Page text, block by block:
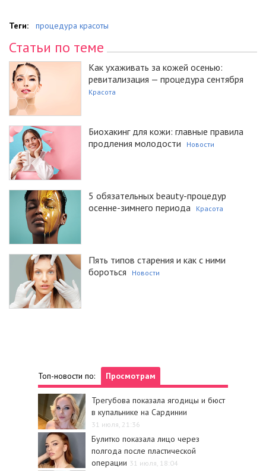
Теги: процедура красоты
Статьи по теме
Как ухаживать за кожей осенью:
ревитализация — процедура сентября
Красота
Биохакинг для кожи: главные правила
продления молодости
Новости
5 обязательных beauty-процедур
осенне-зимнего периода
Красота
Пять типов старения и как с ними
бороться
Новости
Топ-новости по: Просмотрам
Трегубова показала ягодицы и бюст
в купальнике на Сардинии
31 июля, 21:36
Булитко показала лицо через
полгода после пластической
операции 31 июля, 18:04